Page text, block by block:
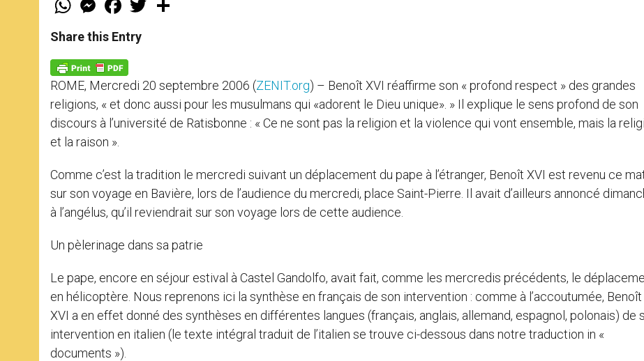
t
s
p
p
e
s
e
g
e
r
a
e
b
k
w
Share this Entry
ROME, Mercredi 20 septembre 2006 (ZENIT.org) – Benoît XVI réaffirme son « profond respect » des grandes
religions, « et donc aussi pour les musulmans qui «adorent le Dieu unique». » Il explique le sens profond de son
discours à l’université de Ratisbonne : « Ce ne sont pas la religion et la violence qui vont ensemble, mais la
et la raison ».
Comme c’est la tradition le mercredi suivant un déplacement du pape à l’étranger, Benoît XVI est revenu ce
sur son voyage en Bavière, lors de l’audience du mercredi, place Saint-Pierre. Il avait d’ailleurs annoncé
à l’angélus, qu’il reviendrait sur son voyage lors de cette audience.
Un pèlerinage dans sa patrie
Le pape, encore en séjour estival à Castel Gandolfo, avait fait, comme les mercredis précédents, le
en hélicoptère. Nous reprenons ici la synthèse en français de son intervention : comme à l’accoutumée, Benoît
XVI a en effet donné des synthèses en différentes langues (français, anglais, allemand, espagnol, polonais) de
intervention en italien (le texte intégral traduit de l’italien se trouve ci-dessous dans notre traduction in «
documents »).